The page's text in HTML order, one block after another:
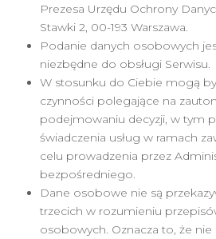
Prezesa Urzędu Ochrony
Stawki 2, 00-193 Warszawa.
Podanie danych osobowych
niezbędne do obsługi Serwisu.
W stosunku do Ciebie mogą
czynności polegające na
podejmowaniu decyzji, w tym
świadczenia usług w ramach
celu prowadzenia przez
bezpośredniego.
Dane osobowe nie są
trzecich w rozumieniu
osobowych. Oznacza to, że nie